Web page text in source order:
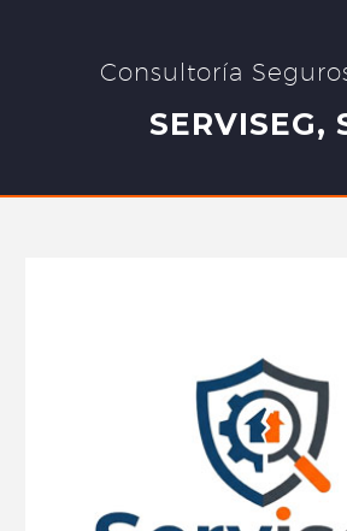
Consultoría
SERVISEG,